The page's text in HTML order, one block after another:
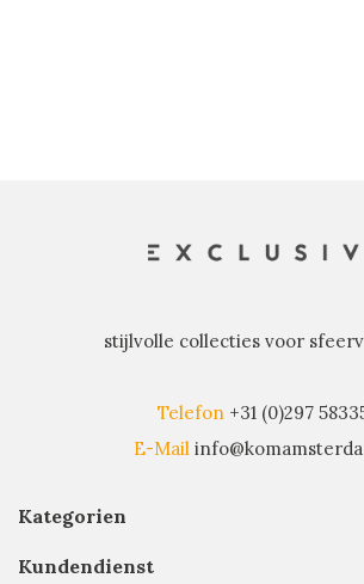
stijlvolle collecties voor
Telefon +31 (0)297
E-Mail
Kategorien
Kundendienst